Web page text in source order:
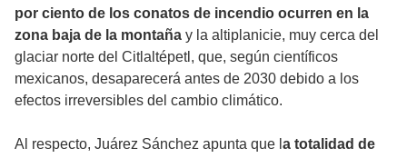
por ciento de los conatos de incendio ocurren en la
zona baja de la montaña y la altiplanicie, muy cerca del
glaciar norte del Citlaltépetl, que, según científicos
mexicanos, desaparecerá antes de 2030 debido a los
efectos irreversibles del cambio climático.
Al respecto, Juárez Sánchez apunta que l a totalidad de